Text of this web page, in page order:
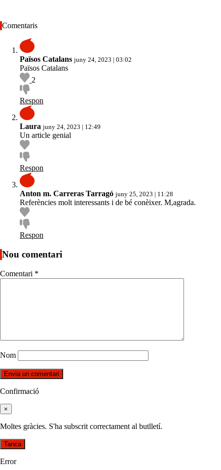
Comentaris
Països Catalans juny 24, 2023 | 03:02
Països Catalans
2
Respon
Laura juny 24, 2023 | 12:49
Un article genial
Respon
Anton m. Carreras Tarragó juny 25, 2023 | 11:28
Referències molt interessants i de bé conèixer. M,agrada.
Respon
Nou comentari
Comentari *
Nom
Confirmació
×
Moltes gràcies. S'ha subscrit correctament al butlletí.
Tanca
Error